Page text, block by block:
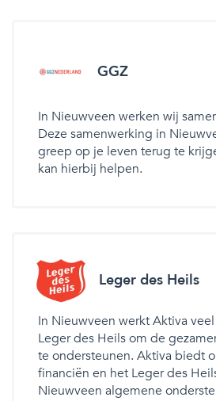
GGZ
In Nieuwveen werken wij
Deze samenwerking in
greep op je leven terug te
kan hierbij helpen.
Leger des Heils
In Nieuwveen werkt Aktiva
Leger des Heils om de
te ondersteunen. Aktiva biedt
financiën en het Leger des
Nieuwveen algemene